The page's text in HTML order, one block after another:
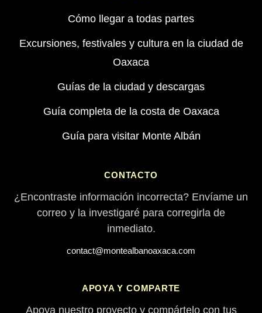
Cómo llegar a todas partes
Excursiones, festivales y cultura en la ciudad de
Oaxaca
Guías de la ciudad y descargas
Guía completa de la costa de Oaxaca
Guía para visitar Monte Albán
CONTACTO
¿Encontraste información incorrecta? Envíame un
correo y la investigaré para corregirla de
inmediato.
contact@montealbanoaxaca.com
APOYA Y COMPARTE
Apoya nuestro proyecto y compártelo con tus